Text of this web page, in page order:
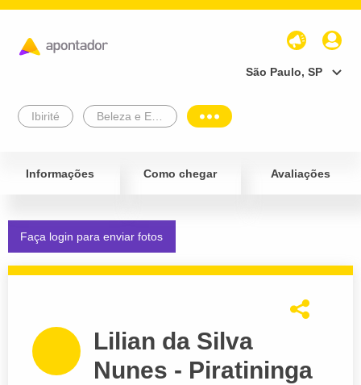
São Paulo, SP
Ibirité
Informações Como chegar Avaliações
Faça login para enviar fotos
Lilian da Silva
Nunes - Piratininga